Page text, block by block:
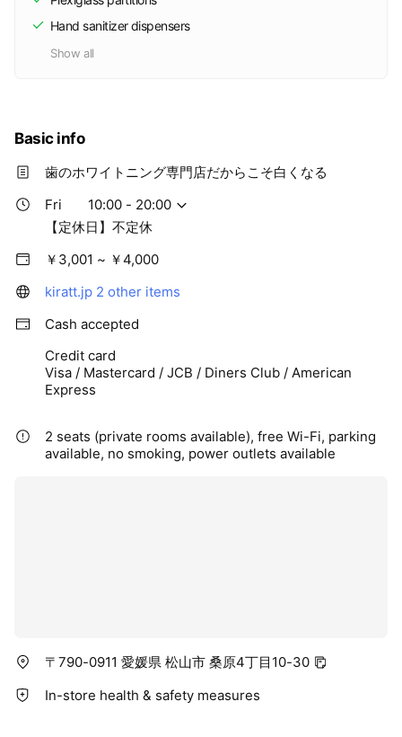
🔵料金が高い
といった今までのホワイトニングの
イメージとは全く違い、
Kirattでは独自の新しい最技術機器を
利用したホワイトニングなので 、
🔴短時間・短期間
🔴安心安全
という最大のメリットをご提供できます。
また効果としては、
⭐︎口臭予防
⭐︎虫歯予防
Hand sanitizer dispensers
Show all
Basic info
歯のホワイトニング専門店だからこそ白くなる
Fri
10:00 - 20:00
【定休日】不定休
￥3,001 ~ ￥4,000
kiratt.jp 2 other items
Cash accepted
Credit card
Visa / Mastercard / JCB / Diners Club / American
Express
2 seats (private rooms available), free Wi-Fi, parking
available, no smoking, power outlets available
〒790-0911 愛媛県 松山市 桑原4丁目10-30
In-store health & safety measures